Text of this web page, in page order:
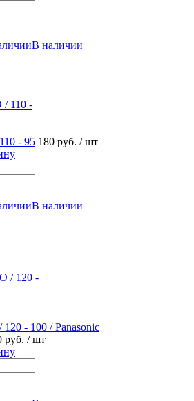
В наличии
- 95 180 руб. / шт
В наличии
- 100 / Panasonic
руб. / шт